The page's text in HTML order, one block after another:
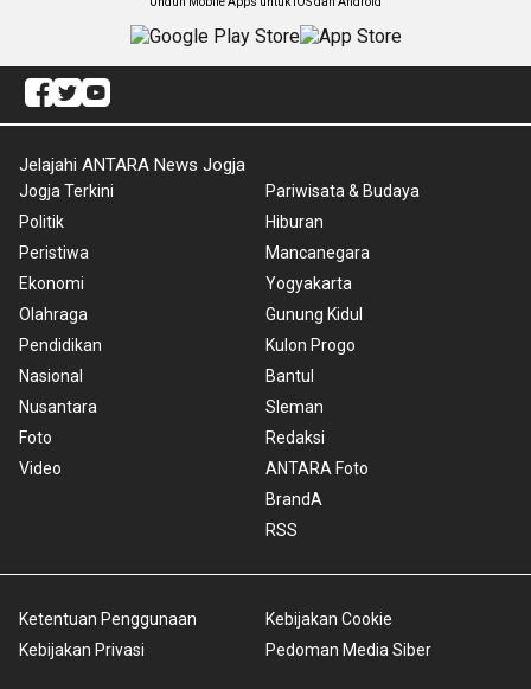
Jelajahi ANTARA News Jogja
Jogja Terkini
Politik
Peristiwa
Ekonomi
Olahraga
Pendidikan
Nasional
Nusantara
Foto
Video
Pariwisata & Budaya
Hiburan
Mancanegara
Yogyakarta
Gunung Kidul
Kulon Progo
Bantul
Sleman
Redaksi
ANTARA Foto
BrandA
RSS
Ketentuan Penggunaan
Kebijakan Privasi
Kebijakan Cookie
Pedoman Media Siber